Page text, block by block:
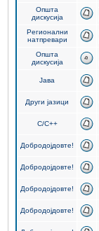
Општа
дискусија
Регионални
натпревари
Општа
дискусија
Јава
Други јазици
C/C++
Добродојдовте!
Добродојдовте!
Добродојдовте!
Добродојдовте!